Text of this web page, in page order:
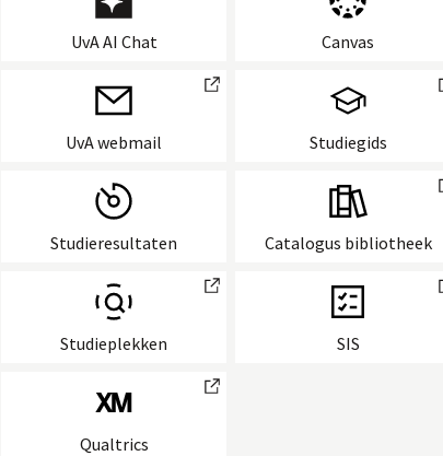
UvA AI Chat Canvas
external link
UvA webmail
external link
Studiegids
Studieresultaten
external link
Catalogus bibliotheek
external link
Studieplekken
external link
SIS
external link
Qualtrics